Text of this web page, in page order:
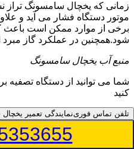
زمانی که یخچال سامسونگ تراز
موتور دستگاه فشار می آید و
برخی از موارد ممکن است باعث
شود.همچنین در عملکرد گاز مبرد
منبع آب یخچال سامسونگ
شما می توانید از دستگاه تصفیه
کنید
در دفترچه راهنمای یخچال
آن و راهنمایی لازم در زمینه
شده است.برخی از مدل های
تلفن تماس فورینمایندگی تعمیر